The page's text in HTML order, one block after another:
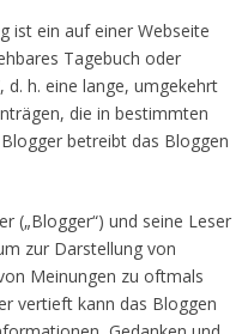
ist ein auf einer Webseite
Tagebuch oder
d. h. eine lange, umgekehrt
die in bestimmten
betreibt das Bloggen
(„Blogger“) und seine Leser
zur Darstellung von
Meinungen zu oftmals
vertieft kann das Bloggen